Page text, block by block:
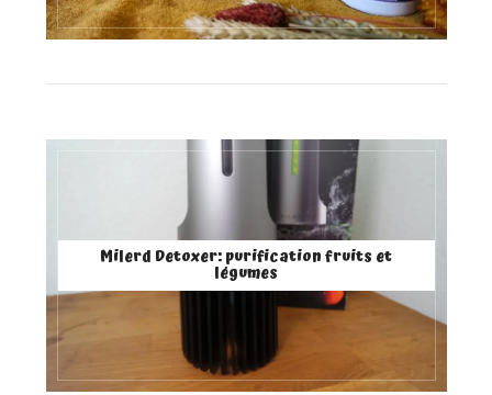
Milerd Detoxer: purification fruits et
légumes